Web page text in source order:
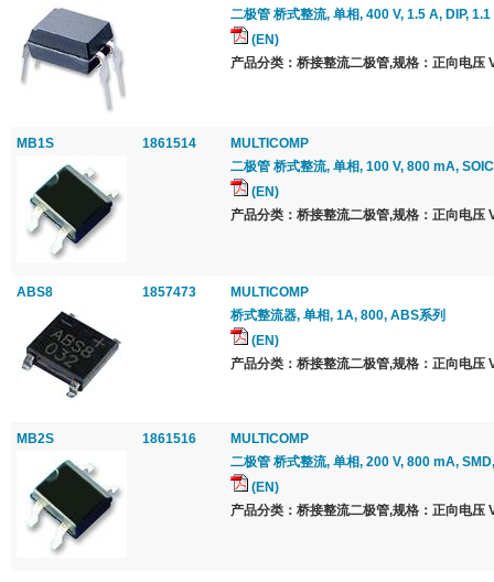
二极管 桥式整流, 单相, 400 V, 1.5 A, DIP, 1.1
(EN)
产品分类：桥接整流二极管,规格：正向电压
MB1S 1861514
MULTICOMP
二极管 桥式整流, 单相, 100 V, 800 mA,
(EN)
产品分类：桥接整流二极管,规格：正向电压
ABS8 1857473
MULTICOMP
桥式整流器, 单相, 1A, 800, ABS系列
(EN)
产品分类：桥接整流二极管,规格：正向电压
MB2S 1861516
MULTICOMP
二极管 桥式整流, 单相, 200 V, 800 mA,
(EN)
产品分类：桥接整流二极管,规格：正向电压